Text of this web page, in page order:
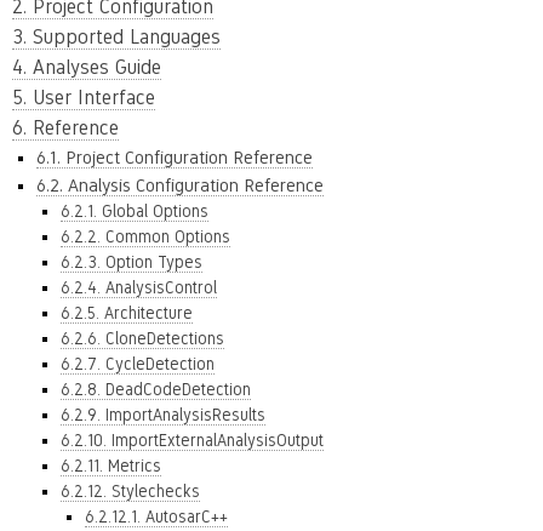
2. Project Configuration
3. Supported Languages
4. Analyses Guide
5. User Interface
6. Reference
6.1. Project Configuration Reference
6.2. Analysis Configuration Reference
6.2.1. Global Options
6.2.2. Common Options
6.2.3. Option Types
6.2.4. AnalysisControl
6.2.5. Architecture
6.2.6. CloneDetections
6.2.7. CycleDetection
6.2.8. DeadCodeDetection
6.2.9. ImportAnalysisResults
6.2.10. ImportExternalAnalysisOutput
6.2.11. Metrics
6.2.12. Stylechecks
6.2.12.1. AutosarC++